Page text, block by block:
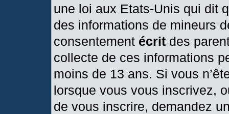
une loi aux Etats-Unis qui dit
des informations de mineurs
consentement écrit des
collecte de ces informations
moins de 13 ans. Si vous
lorsque vous vous inscrivez,
de vous inscrire, demandez